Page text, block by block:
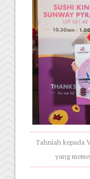
Tahniah kepada
yang